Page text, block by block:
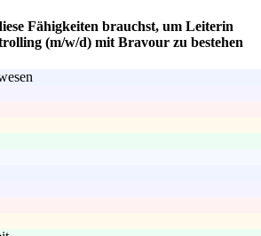
Fähigkeiten brauchst, um Leiterin
(m/w/d) mit Bravour zu bestehen